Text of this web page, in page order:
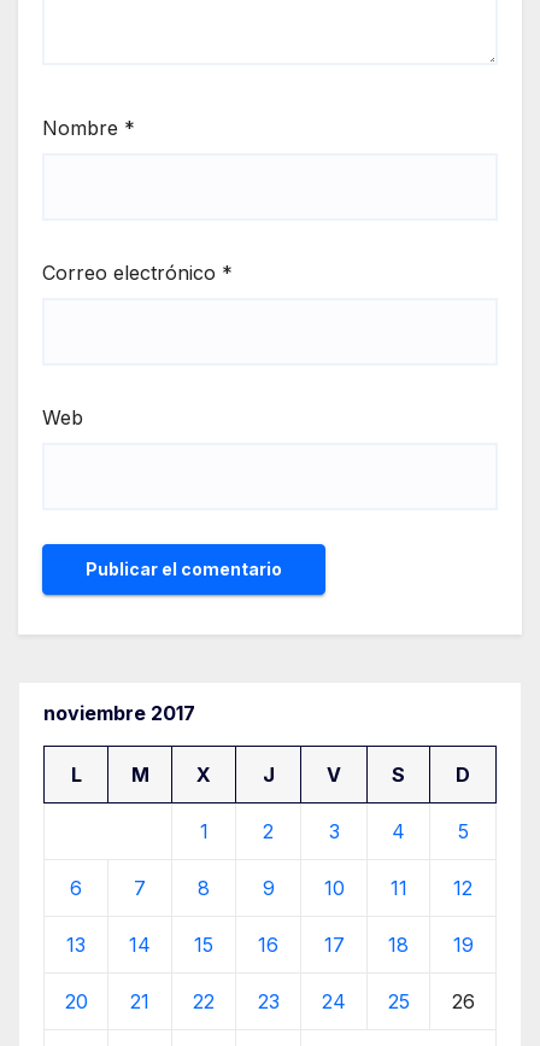
Nombre *
Correo electrónico *
Web
noviembre 2017
L M X J V S D
1 2 3 4 5
6 7 8 9 10 11 12
13 14 15 16 17 18 19
20 21 22 23 24 25 26